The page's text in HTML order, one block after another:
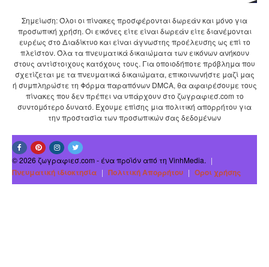
Σημείωση: Όλοι οι πίνακες προσφέρονται δωρεάν και μόνο για
προσωπική χρήση. Οι εικόνες είτε είναι δωρεάν είτε διανέμονται
ευρέως στο Διαδίκτυο και είναι άγνωστης προέλευσης ως επί το
πλείστον. Όλα τα πνευματικά δικαιώματα των εικόνων ανήκουν
στους αντίστοιχους κατόχους τους. Για οποιοδήποτε πρόβλημα που
σχετίζεται με τα πνευματικά δικαιώματα, επικοινωνήστε μαζί μας
ή συμπληρώστε τη Φόρμα παραπόνων DMCA, θα αφαιρέσουμε τους
πίνακες που δεν πρέπει να υπάρχουν στο ζωγραφιεσ.com το
συντομότερο δυνατό. Έχουμε επίσης μια πολιτική απορρήτου για
την προστασία των προσωπικών σας δεδομένων
© 2026 ζωγραφιεσ.com - ένα προϊόν από τη VinhMedia. |
Πνευματική ιδιοκτησία | Πολιτική Απορρήτου | Οροι χρήσης